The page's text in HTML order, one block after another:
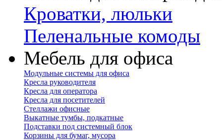
Кроватки, люльки
Пеленальные комоды
Мебель для офиса
Модульные системы для офиса
Кресла руководителя
Кресла для оператора
Кресла для посетителей
Стеллажи офисные
Выкатные тумбы, подкатные
Подставки под системный блок
Корзины для бумаг, мусора